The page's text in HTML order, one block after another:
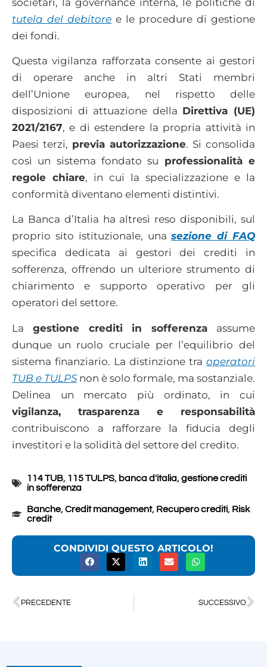
tutela del debitore e le procedure di gestione
dei fondi.
Questa vigilanza rafforzata consente ai gestori
di operare anche in altri Stati membri
dell’Unione europea, nel rispetto delle
disposizioni di attuazione della Direttiva (UE)
2021/2167, e di estendere la propria attività in
Paesi terzi, previa autorizzazione. Si consolida
così un sistema fondato su professionalità e
regole chiare, in cui la specializzazione e la
conformità diventano elementi distintivi.
La Banca d’Italia ha altresì reso disponibili, sul
proprio sito istituzionale, unasezione di FAQ
specifica dedicata ai gestori dei crediti in
sofferenza, offrendo un ulteriore strumento di
chiarimento e supporto operativo per gli
operatori del settore.
La gestione crediti in sofferenza assume
dunque un ruolo cruciale per l’equilibrio del
sistema finanziario. La distinzione tra operatori
TUB e TULPSnon è solo formale, ma sostanziale.
Delinea un mercato più ordinato, in cui
vigilanza, trasparenza e responsabilità
contribuiscono a rafforzare la fiducia degli
investitori e la solidità del settore del credito.
114 TUB, 115 TULPS, banca d'italia,gestione crediti
in sofferenza
Banche,Credit management, Recupero crediti, Risk
credit
CONDIVIDI QUESTO ARTICOLO!
PRECEDENTE SUCCESSIVO